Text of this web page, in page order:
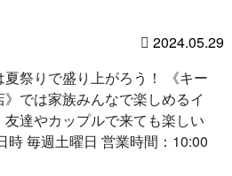
2024.05.29
祭りで盛り上がろう！ 《キー
では家族みんなで楽しめるイ
達やカップルで来ても楽しい
時 毎週土曜日 営業時間：10:00